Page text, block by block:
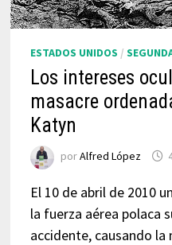
ESTADOS UNIDOS /
Los intereses
masacre
Katyn
porAlfred López
El 10 de abril de 2010
la fuerza aérea polaca
accidente, causando